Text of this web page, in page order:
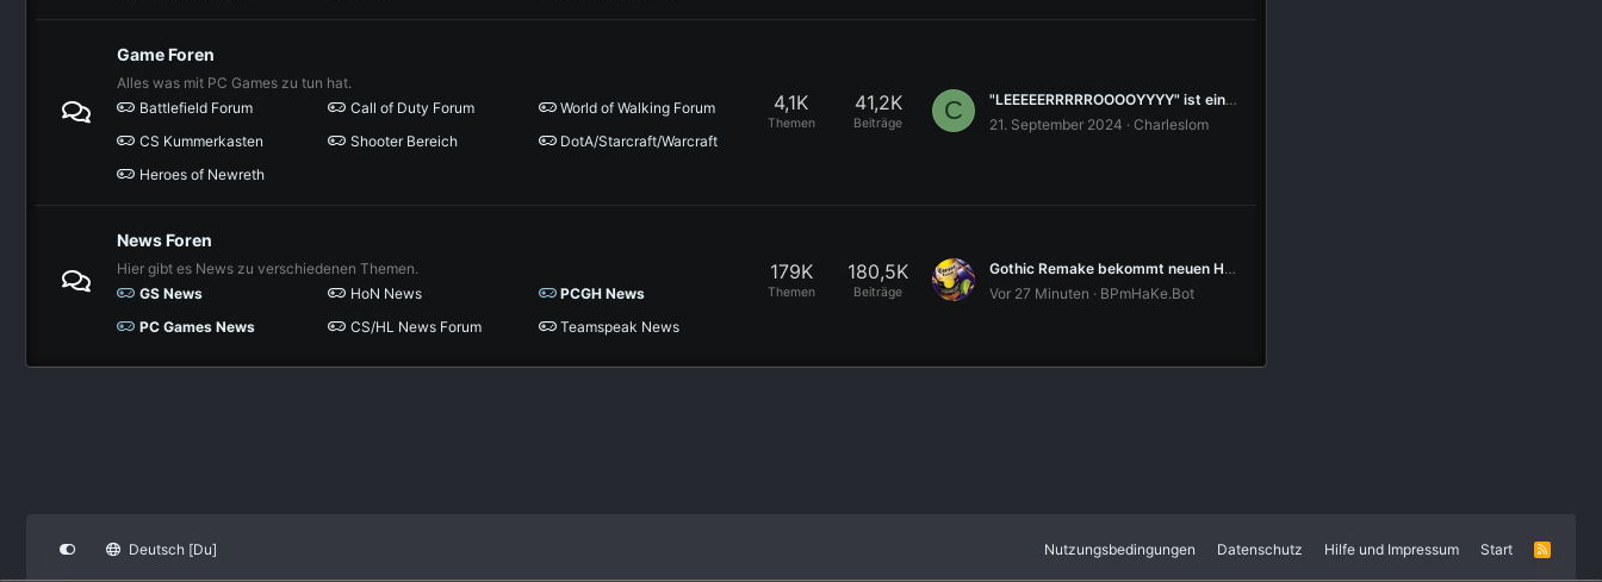
Game Foren
Alles was mit PC Games zu tun hat.
Battlefield Forum
Call of Duty Forum
World of Walking Forum
CS Kummerkasten
Shooter Bereich
DotA/Starcraft/Warcraft
Heroes of Newreth
Themen
4,1K
Beiträge
41,2K C
"LEEEEERRRRROOOOYYYY" ist ein Star :-)
21. September 2024
Charleslom
News Foren
Hier gibt es News zu verschiedenen Themen.
GS News
HoN News
PCGH News
PC Games News
CS/HL News Forum Teamspeak News
Themen
179K
Beiträge
180,5K
Gothic Remake bekommt neuen Hotfix: Milten-Bug wohl nicht für alle gelöst
Vor 27 Minuten
BPmHaKe.Bot
Deutsch [Du] Nutzungsbedingungen Datenschutz Hilfe und Impressum Start
R
S